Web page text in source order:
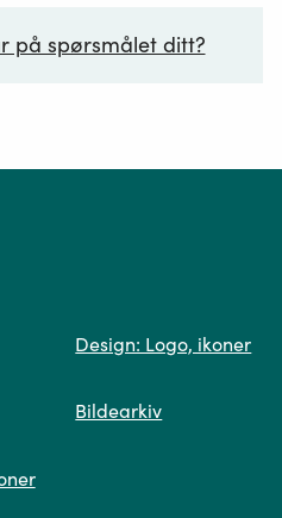
på spørsmålet ditt?
relevante
Design: Logo, ikoner
Bildearkiv